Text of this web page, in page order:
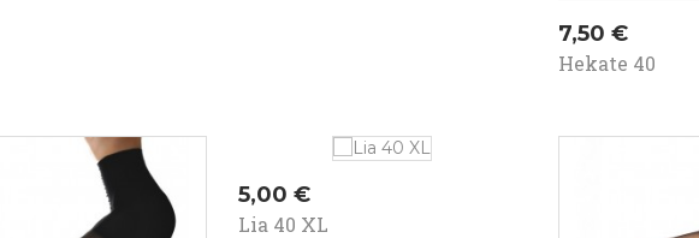
Kaina
7,50 €
Hekate 40
Kaina
5,00 €
Lia 40 XL